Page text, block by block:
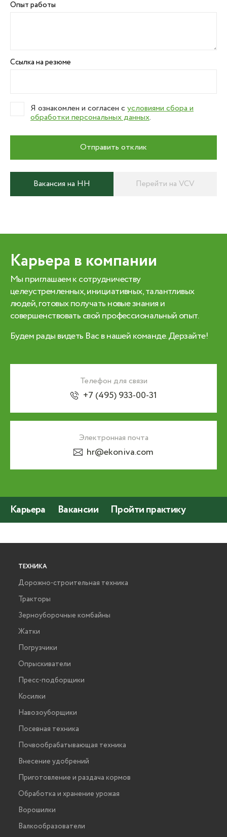
Опыт работы
Ссылка на резюме
Я ознакомлен и согласен сусловиями сбора и
обработки персональных данных.
Отправить отклик
Вакансия на HH Перейти на VCV
Карьера в компании
Мы приглашаем к сотрудничеству
целеустремленных, инициативных, талантливых
людей, готовых получать новые знания и
совершенствовать свой профессиональный опыт.
Будем рады видеть Вас в нашей команде. Дерзайте!
Телефон для связи
+7 (495) 933-00-31
Электронная почта
hr@ekoniva.com
Карьера Вакансии Пройти практику
ТЕХНИКА
Дорожно-строительная техника
Тракторы
Зерноуборочные комбайны
Жатки
Погрузчики
Опрыскиватели
Пресс-подборщики
Косилки
Навозоуборщики
Посевная техника
Почвообрабатывающая техника
Внесение удобрений
Приготовление и раздача кормов
Обработка и хранение урожая
Ворошилки
Валкообразователи